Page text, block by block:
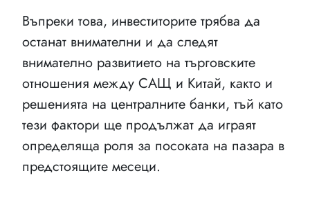
Въпреки това, инвеститорите трябва да
останат внимателни и да следят
внимателно развитието на търговските
отношения между САЩ и Китай, както и
решенията на централните банки, тъй като
тези фактори ще продължат да играят
определяща роля за посоката на пазара в
предстоящите месеци.